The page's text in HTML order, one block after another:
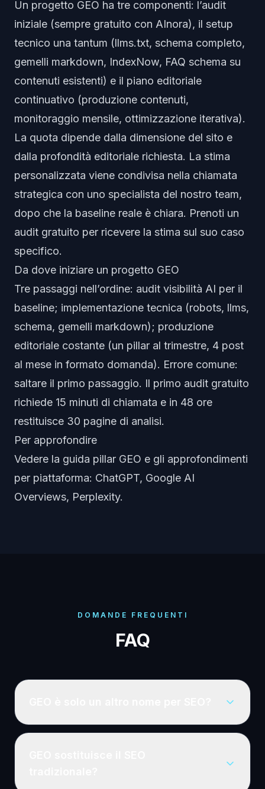
Un progetto GEO ha tre componenti: l’audit
iniziale (sempre gratuito con AInora), il setup
tecnico una tantum (llms.txt, schema completo,
gemelli markdown, IndexNow, FAQ schema su
contenuti esistenti) e il piano editoriale
continuativo (produzione contenuti,
monitoraggio mensile, ottimizzazione iterativa).
La quota dipende dalla dimensione del sito e
dalla profondità editoriale richiesta. La stima
personalizzata viene condivisa nella chiamata
strategica con uno specialista del nostro team,
dopo che la baseline reale è chiara. Prenoti un
audit gratuito per ricevere la stima sul suo caso
specifico.
Da dove iniziare un progetto GEO
Tre passaggi nell’ordine: audit visibilità AI per il
baseline; implementazione tecnica (robots, llms,
schema, gemelli markdown); produzione
editoriale costante (un pillar al trimestre, 4 post
al mese in formato domanda). Errore comune:
saltare il primo passaggio. Il primo audit gratuito
richiede 15 minuti di chiamata e in 48 ore
restituisce 30 pagine di analisi.
Per approfondire
Vedere la guida pillar GEO e gli approfondimenti
per piattaforma: ChatGPT, Google AI
Overviews, Perplexity.
DOMANDE FREQUENTI
FAQ